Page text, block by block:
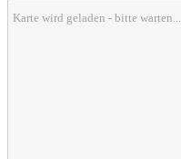
Karte wird geladen - bitte warten...